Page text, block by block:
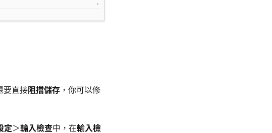
要直接阻擋儲存 ，你可以修
定＞輸入檢查中，在輸入檢